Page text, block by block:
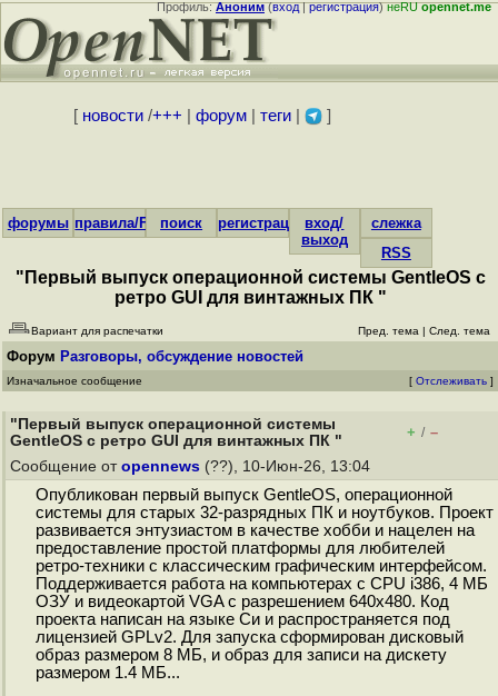
Профиль:Аноним(вход|регистрация)неRUopennet.me
[ новости/+++ форум| теги| ]
форумы правила/FAQпоиск регистрациявход/
выход
слежка
RSS
"Первый выпуск операционной системы GentleOS с
ретро GUI для винтажных ПК "
Вариант для распечатки Пред. тема | След. тема
Форум Разговоры, обсуждение новостей
Изначальное сообщение [ Отслеживать ]
"Первый выпуск операционной системы
GentleOS с ретро GUI для винтажных ПК "
+ / –
Сообщение от opennews (??), 10-Июн-26, 13:04
Опубликован первый выпуск GentleOS, операционной
системы для старых 32-разрядных ПК и ноутбуков. Проект
развивается энтузиастом в качестве хобби и нацелен на
предоставление простой платформы для любителей
ретро-техники с классическим графическим интерфейсом.
Поддерживается работа на компьютерах с CPU i386, 4 МБ
ОЗУ и видеокартой VGA с разрешением 640x480. Код
проекта написан на языке Си и распространяется под
лицензией GPLv2. Для запуска сформирован дисковый
образ размером 8 МБ, и образ для записи на дискету
размером 1.4 МБ...